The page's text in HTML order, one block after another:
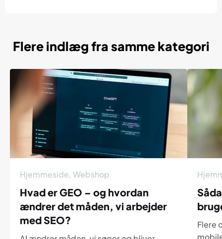
Flere indlæg fra samme kategori
Hjemmeside, Webshop
Hvad er GEO – og hvordan
ændrer det måden, vi arbejder
med SEO?
Flere